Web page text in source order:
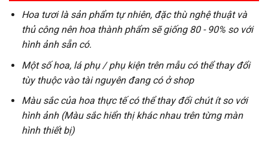
Hoa tươi là sản phẩm tự nhiên, đặc thù nghệ thuật và
thủ công nên hoa thành phẩm sẽ giống 80 - 90% so với
hình ảnh sẵn có.
Một số hoa, lá phụ / phụ kiện trên mẫu có thể thay đổi
tùy thuộc vào tài nguyên đang có ở shop
Màu sắc của hoa thực tế có thể thay đổi chút ít so với
hình ảnh (Màu sắc hiển thị khác nhau trên từng màn
hình thiết bị)